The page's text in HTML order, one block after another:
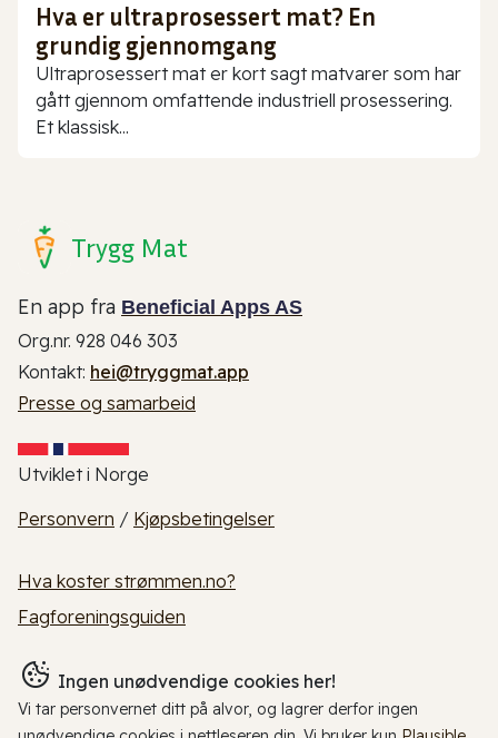
Hva er ultraprosessert mat? En
grundig gjennomgang
Ultraprosessert mat er kort sagt matvarer som har
gått gjennom omfattende industriell prosessering.
Et klassisk...
Trygg Mat
En app fra Beneficial Apps AS
Org.nr. 928 046 303
Kontakt: hei@tryggmat.app
Presse og samarbeid
Utviklet i Norge
Personvern / Kjøpsbetingelser
Hva koster strømmen.no?
Fagforeningsguiden
Ingen unødvendige cookies her!
Vi tar personvernet ditt på alvor, og lagrer derfor ingen